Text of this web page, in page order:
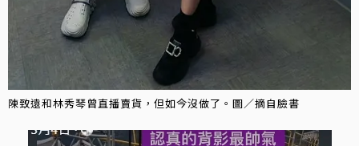
陳致遠和林秀琴曾直播賣貨，但如今沒做了。圖／摘自臉書